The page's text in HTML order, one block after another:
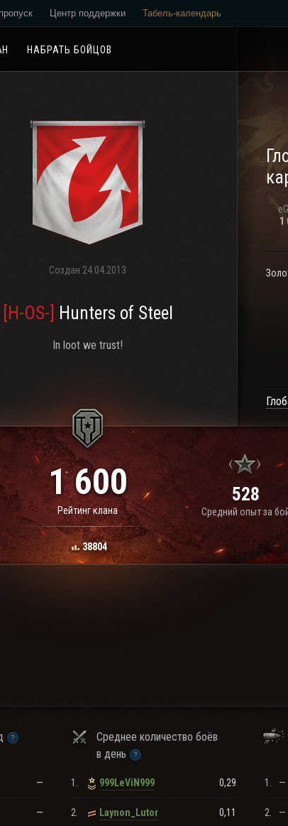
Центр поддержки Табель-календарь
НАБРАТЬ БОЙЦОВ
Создан 24.04.2013
[H-OS-] Hunters of Steel
In loot we trust!
1
1 600
Рейтинг клана
38804
528
Средний опыт за
Среднее количество боёв
в день
—
—
1. 999LeViN999 0,29
2. Laynon_Lutor 0,11
1. —
2. —